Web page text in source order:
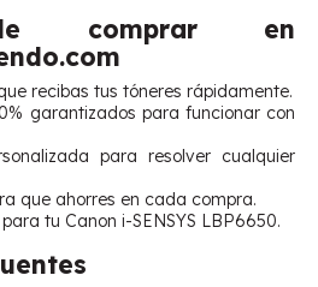
comprar en
recibas tus tóneres rápidamente.
garantizados para funcionar con
para resolver cualquier
que ahorres en cada compra.
tu Canon i-SENSYS LBP6650.